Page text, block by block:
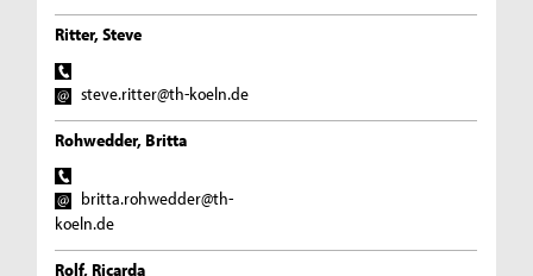
Ritter, Steve
steve.ritter@th-koeln.de
Rohwedder, Britta
britta.rohwedder@th-
koeln.de
Rolf, Ricarda